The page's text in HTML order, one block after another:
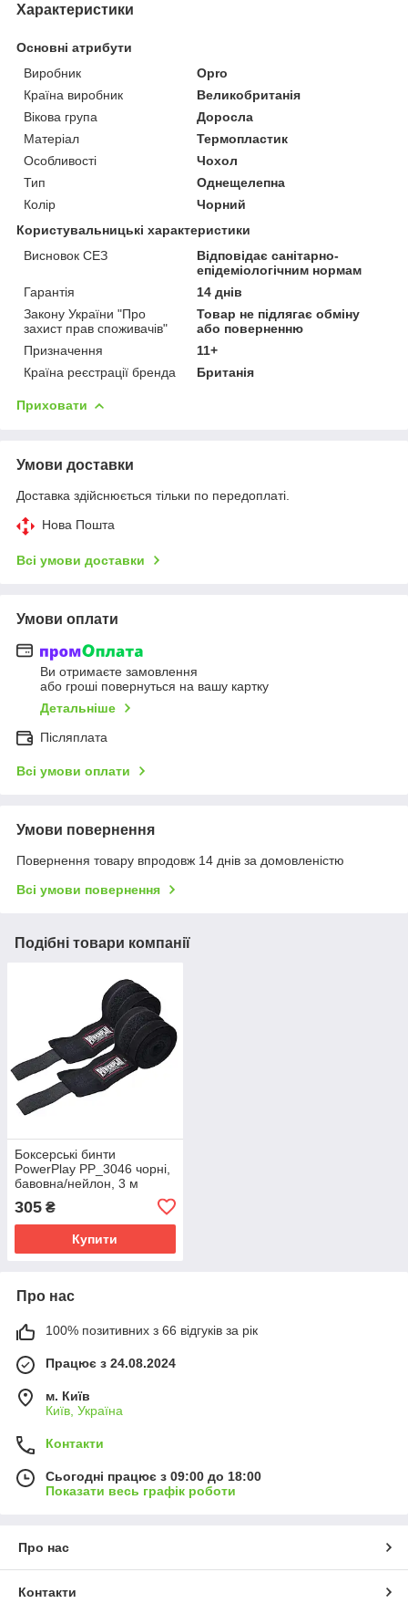
Характеристики
Основні атрибути
Виробник
Opro
Країна виробник
Великобританія
Вікова група
Доросла
Матеріал
Термопластик
Особливості
Чохол
Тип
Однещелепна
Колір
Чорний
Користувальницькі характеристики
Висновок СЕЗ
Відповідає санітарно-
епідеміологічним нормам
Гарантія
14 днів
Закону України "Про
захист прав споживачів"
Товар не підлягає обміну
або поверненню
Призначення
11+
Країна реєстрації бренда
Британія
Приховати
Умови доставки
Доставка здійснюється тільки по передоплаті.
Нова Пошта
Всі умови доставки
Умови оплати
Ви отримаєте замовлення
або гроші повернуться на вашу картку
Детальніше
Післяплата
Всі умови оплати
Умови повернення
Повернення товару впродовж 14 днів за домовленістю
Всі умови повернення
Подібні товари компанії
Боксерські бинти
PowerPlay PP_3046 чорні,
бавовна/нейлон, 3 м
305 ₴
Купити
Про нас
100% позитивних з 66 відгуків за рік
Працює з 24.08.2024
м. Київ
Київ, Україна
Контакти
Сьогодні працює з 09:00 до 18:00
Показати весь графік роботи
Про нас
Контакти